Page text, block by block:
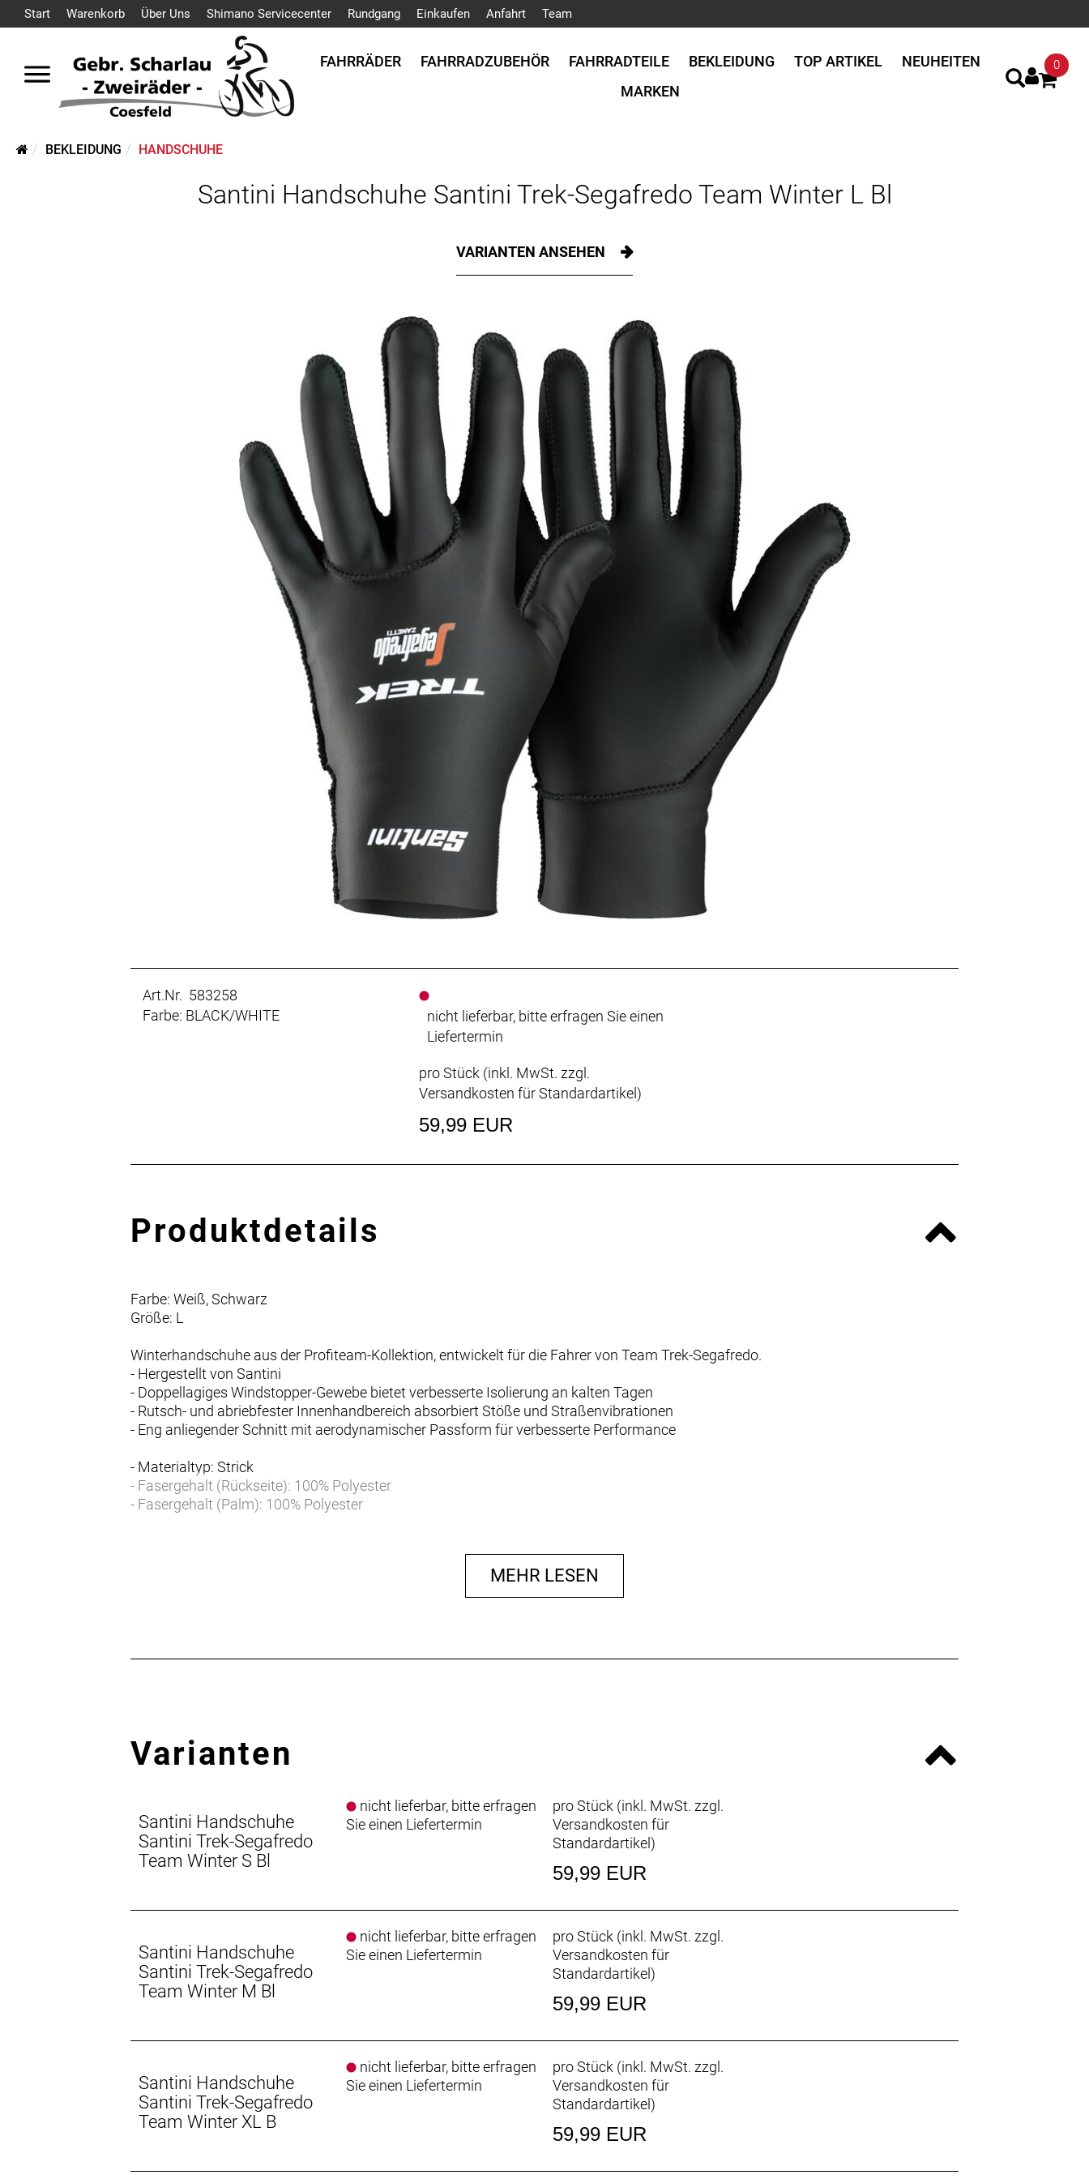
Start Warenkorb Über Uns Shimano Servicecenter Rundgang Einkaufen Anfahrt Team
FAHRRÄDER FAHRRADZUBEHÖR FAHRRADTEILE BEKLEIDUNG TOP ARTIKEL
NEUHEITEN
MARKEN
0
BEKLEIDUNG HANDSCHUHE
Santini Handschuhe Santini Trek-Segafredo Team Winter L Bl
VARIANTEN ANSEHEN
Art.Nr. 583258
Farbe: BLACK/WHITE
nicht lieferbar, bitte erfragen Sie einen
Liefertermin
pro Stück (inkl. MwSt. zzgl.
Versandkosten für Standardartikel)
59,99 EUR
Produktdetails
Farbe: Weiß, Schwarz
Größe: L
Winterhandschuhe aus der Profiteam-Kollektion, entwickelt für die Fahrer von Team Trek-Segafredo.
- Hergestellt von Santini
- Doppellagiges Windstopper-Gewebe bietet verbesserte Isolierung an kalten Tagen
- Rutsch- und abriebfester Innenhandbereich absorbiert Stöße und Straßenvibrationen
- Eng anliegender Schnitt mit aerodynamischer Passform für verbesserte Performance
- Materialtyp: Strick
- Fasergehalt (Rückseite): 100% Polyester
- Fasergehalt (Palm): 100% Polyester
MEHR LESEN
Varianten
Santini Handschuhe
Santini Trek-Segafredo
Team Winter S Bl
nicht lieferbar, bitte erfragen
Sie einen Liefertermin
pro Stück (inkl. MwSt. zzgl.
Versandkosten für
Standardartikel)
59,99 EUR
Santini Handschuhe
Santini Trek-Segafredo
Team Winter M Bl
nicht lieferbar, bitte erfragen
Sie einen Liefertermin
pro Stück (inkl. MwSt. zzgl.
Versandkosten für
Standardartikel)
59,99 EUR
Santini Handschuhe
Santini Trek-Segafredo
Team Winter XL B
nicht lieferbar, bitte erfragen
Sie einen Liefertermin
pro Stück (inkl. MwSt. zzgl.
Versandkosten für
Standardartikel)
59,99 EUR